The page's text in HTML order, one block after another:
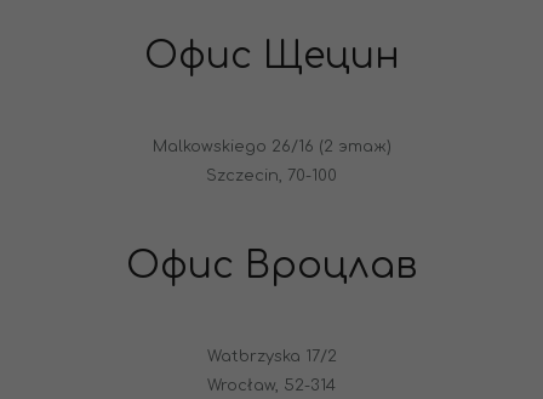
Офис Щецин
Malkowskiego 26/16 (2 этаж)
Szczecin, 70-100
Офис Вроцлав
Watbrzyska 17/2
Wrocław, 52-314